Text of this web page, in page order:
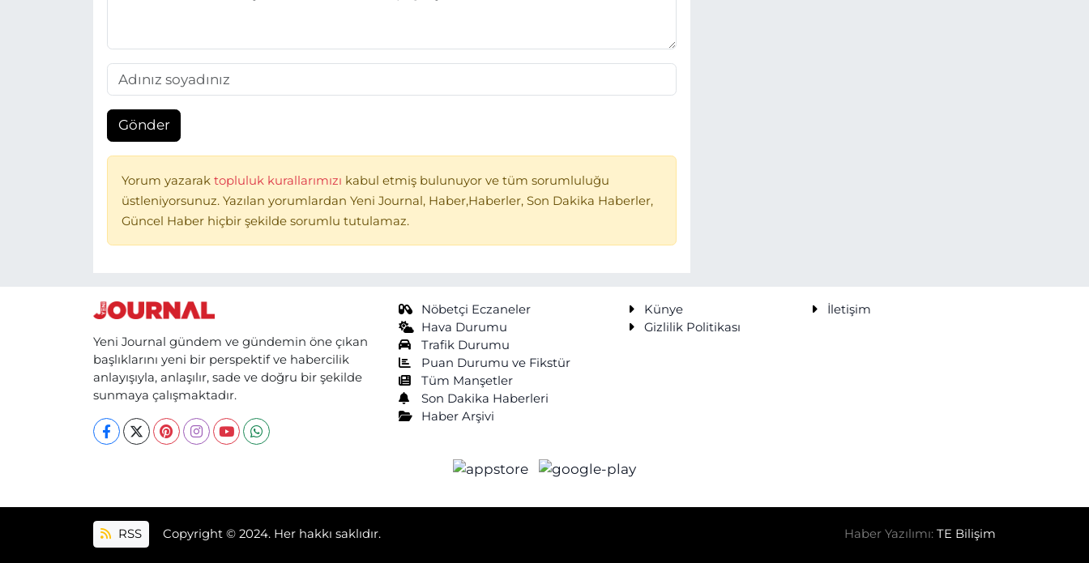
Gönder
Yorum yazarak topluluk kurallarımızı kabul etmiş bulunuyor ve tüm sorumluluğu
üstleniyorsunuz. Yazılan yorumlardan Yeni Journal, Haber,Haberler, Son Dakika Haberler,
Güncel Haber hiçbir şekilde sorumlu tutulamaz.
Yeni Journal gündem ve gündemin öne çıkan
başlıklarını yeni bir perspektif ve habercilik
anlayışıyla, anlaşılır, sade ve doğru bir şekilde
sunmaya çalışmaktadır.
Nöbetçi Eczaneler
Hava Durumu
Trafik Durumu
Puan Durumu ve Fikstür
Tüm Manşetler
Son Dakika Haberleri
Haber Arşivi
Künye
İletişim
Gizlilik Politikası
RSS Copyright © 2024. Her hakkı saklıdır. Haber Yazılımı:TE Bilişim